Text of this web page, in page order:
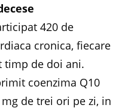
420 de
cronica, fiecare
timp de doi ani.
coenzima Q10
de trei ori pe zi, in